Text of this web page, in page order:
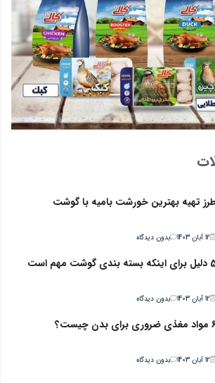
تهیه بهترین خورشت بامیه با گوشت
12 آبان 1403 بدون دیدگاه
بندی گوشت مهم است
12 آبان 1403 بدون دیدگاه
بدن چیست؟
12 آبان 1403 بدون دیدگاه